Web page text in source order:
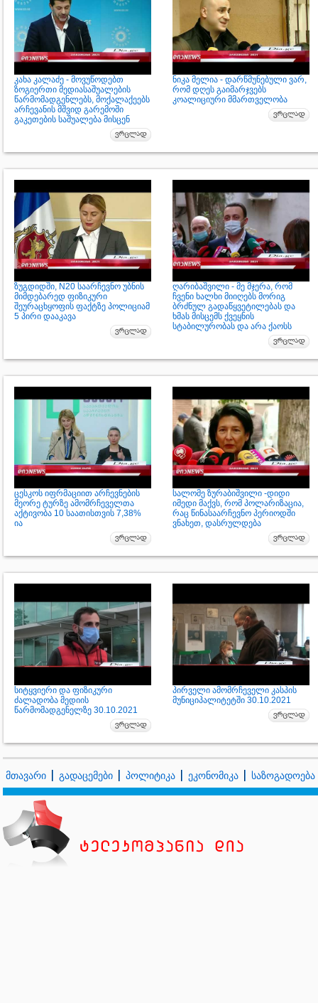
კახა კალაძე - მოვუწოდებთ
ზოგიერთი მედიასაშუალების
წარმომადგენლებს, მოქალაქეებს
არჩევანის მშვიდ გარემოში
გაკეთების საშუალება მისცენ
ნიკა მელია - დარწმუნებული ვარ,
რომ დღეს გაიმარჯვებს
კოალიციური მმართველობა
ზუგდიდში, N20 საარჩევნო უბნის
მიმდებარედ ფიზიკური
შეურაცხყოფის ფაქტზე პოლიციამ
5 პირი დააკავა
ღარიბაშვილი - მე მჯერა, რომ
ჩვენი ხალხი მიიღებს მორიგ
ბრძნულ გადაწყვეტილებას და
ხმას მისცემს ქვეყნის
სტაბილურობას და არა ქაოსს
ცესკოს იფრმაციით არჩევნების
მეორე ტურზე ამომრჩეველთა
აქტივობა 10 საათისთვის 7,38%
ია
სალომე ზურაბიშვილი -დიდი
იმედი მაქვს, რომ პოლარიზაცია,
რაც წინასაარჩევნო პერიოდში
ვნახეთ, დასრულდება
სიტყვიერი და ფიზიკური
ძალადობა მედიის
წარმომადგენელზე 30.10.2021
პირველი ამომრჩეველი კასპის
მუნიციპალიტეტში 30.10.2021
მთავარი გადაცემები პოლიტიკა ეკონომიკა საზოგადოება